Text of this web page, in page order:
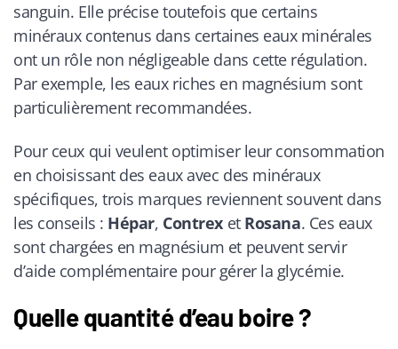
sanguin. Elle précise toutefois que certains
minéraux contenus dans certaines eaux minérales
ont un rôle non négligeable dans cette régulation.
Par exemple, les eaux riches en magnésium sont
particulièrement recommandées.
Pour ceux qui veulent optimiser leur consommation
en choisissant des eaux avec des minéraux
spécifiques, trois marques reviennent souvent dans
les conseils : Hépar, Contrexet Rosana. Ces eaux
sont chargées en magnésium et peuvent servir
d’aide complémentaire pour gérer la glycémie.
Quelle quantité d’eau boire ?